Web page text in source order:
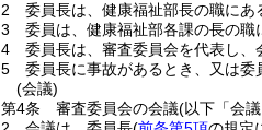
2
委員長は、健康福祉部長の職にあ
3
委員は、健康福祉部各課の長の職
4
委員長は、審査委員会を代表し、
5
委員長に事故があるとき、又は委
(会議)
第4条
審査委員会の会議(以下「会